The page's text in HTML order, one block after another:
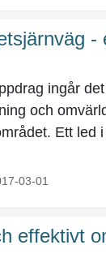
-
ingår
och
Ett led
03-01
effektivt